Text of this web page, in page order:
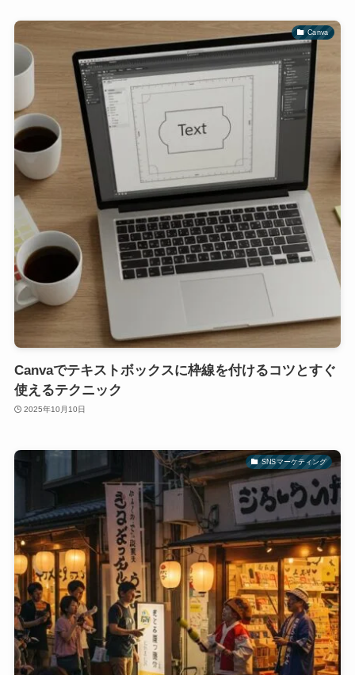
Canva
Canvaでテキストボックスに枠線を付けるコツとすぐ
使えるテクニック
2025年10月10日
SNSマーケティング